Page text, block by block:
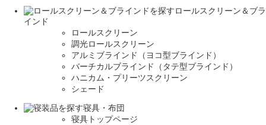
ロールスクリーン＆ブラ
インド
ロールスクリーン
調光ロールスクリーン
アルミブラインド（ヨコ型ブラインド）
バーチカルブラインド（タテ型ブラインド）
ハニカム・プリーツスクリーン
シェード
寝具・布団
寝具トップページ